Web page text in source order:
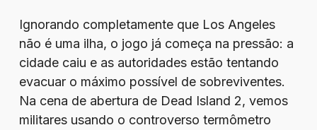
Ignorando completamente que Los Angeles
não é uma ilha, o jogo já começa na pressão: a
cidade caiu e as autoridades estão tentando
evacuar o máximo possível de sobreviventes.
Na cena de abertura de Dead Island 2, vemos
militares usando o controverso termômetro